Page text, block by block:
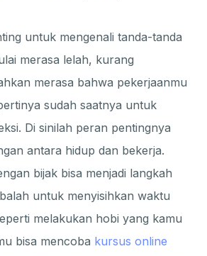
untuk mengenali tanda-tanda
merasa lelah, kurang
merasa bahwa pekerjaanmu
sudah saatnya untuk
Di sinilah peran pentingnya
antara hidup dan bekerja.
bijak bisa menjadi langkah
untuk menyisihkan waktu
melakukan hobi yang kamu
bisa mencoba kursus online